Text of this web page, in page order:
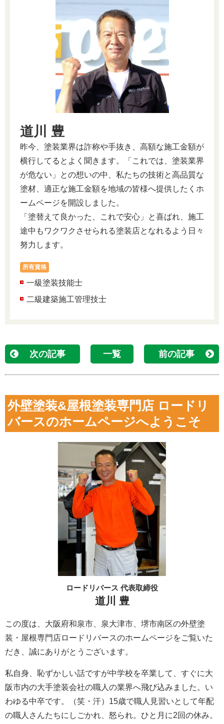
道川 豊
昨今、塗装業界は詐称や手抜き、高額な施工金額が
横行してるとよく聞きます。「これでは、塗装業界
が危ない」との想いの中、私たちの技術と高品質な
塗材、適正な施工金額を地域の皆様へ提供したくホ
ームページを開設しました。
「塗替えて良かった、これで安心」と喜ばれ、施工
途中もワクワクさせられる塗装店となれるよう日々
努力します。
所有資格
一級塗装技能士
二級建築施工管理技士
次の記事 一覧 前の記事
外壁塗装&屋根塗装専門店 ロードリ
バースのホームページへようこそ
ロードリバース 代表取締役
道川 豊
この度は、大阪府和泉市、泉大津市、堺市南区の外壁塗
装・屋根専門店ロードリバースのホームページをご覧いた
だき、誠にありがとうございます。
私自身、恥ずかしい話ですが中学校を卒業して、すぐに大
阪市内の大手塗装会社の職人の業界へ飛び込みました。い
わゆる中卒です。（笑・汗）15歳で職人見習いとして年配
の職人さんたちにしごかれ、怒られ。ひと月に2回の休み。